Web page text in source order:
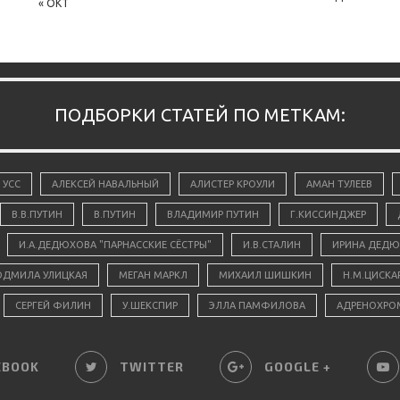
« ОКТ
ПОДБОРКИ СТАТЕЙ ПО МЕТКАМ:
АЛЕКСЕЙ НАВАЛЬНЫЙ АЛИСТЕР КРОУЛИ АМАН ТУЛЕЕВ
В.В.ПУТИН В.ПУТИН ВЛАДИМИР ПУТИН Г.КИССИНДЖЕР
И.А.ДЕДЮХОВА "ПАРНАССКИЕ СЁСТРЫ" И.В.СТАЛИН ИРИНА
УЛИЦКАЯ МЕГАН МАРКЛ МИХАИЛ ШИШКИН
СЕРГЕЙ ФИЛИН У.ШЕКСПИР ЭЛЛА ПАМФИЛОВА
TWITTER GOOGLE +